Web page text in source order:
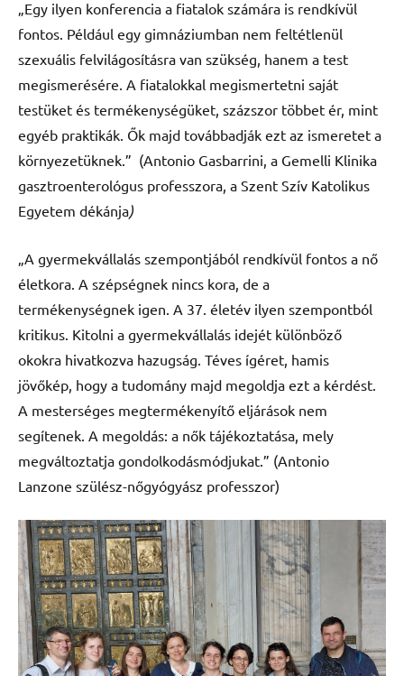
„Egy ilyen konferencia a fiatalok számára is rendkívül
fontos. Például egy gimnáziumban nem feltétlenül
szexuális felvilágosításra van szükség, hanem a test
megismerésére. A fiatalokkal megismertetni saját
testüket és termékenységüket, százszor többet ér, mint
egyéb praktikák. Ők majd továbbadják ezt az ismeretet a
környezetüknek.” (Antonio Gasbarrini, a Gemelli Klinika
gasztroenterológus professzora, a Szent Szív Katolikus
Egyetem dékánja)
„A gyermekvállalás szempontjából rendkívül fontos a nő
életkora. A szépségnek nincs kora, de a
termékenységnek igen. A 37. életév ilyen szempontból
kritikus. Kitolni a gyermekvállalás idejét különböző
okokra hivatkozva hazugság. Téves ígéret, hamis
jövőkép, hogy a tudomány majd megoldja ezt a kérdést.
A mesterséges megtermékenyítő eljárások nem
segítenek. A megoldás: a nők tájékoztatása, mely
megváltoztatja gondolkodásmódjukat.” (Antonio
Lanzone szülész-nőgyógyász professzor)